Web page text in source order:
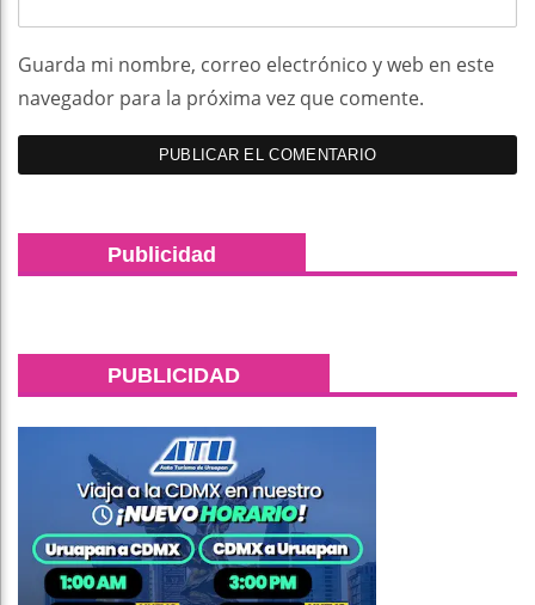
Guarda mi nombre, correo electrónico y web en este
navegador para la próxima vez que comente.
Publicidad
PUBLICIDAD